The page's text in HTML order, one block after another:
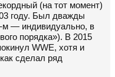
(на тот момент)
году. Был дважды
м — индивидуально, в
порядка»). В 2015
WWE, хотя и
сделал ряд